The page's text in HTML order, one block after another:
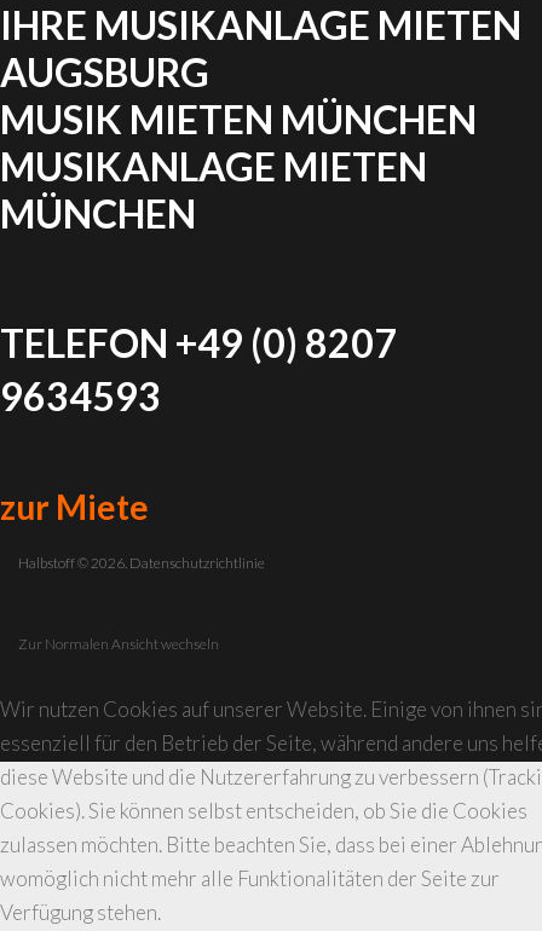
IHRE MUSIKANLAGE MIETEN
AUGSBURG
MUSIK MIETEN MÜNCHEN
MUSIKANLAGE MIETEN
MÜNCHEN
TELEFON +49 (0) 8207
9634593
zur Miete
Halbstoff©2026. Datenschutzrichtlinie
Zur Normalen Ansicht wechseln
Wir nutzen Cookies auf unserer Website. Einige von ihnen
essenziell für den Betrieb der Seite, während andere uns
diese Website und die Nutzererfahrung zu verbessern
Cookies). Sie können selbst entscheiden, ob Sie die Cookies
zulassen möchten. Bitte beachten Sie, dass bei einer
womöglich nicht mehr alle Funktionalitäten der Seite zur
Verfügung stehen.